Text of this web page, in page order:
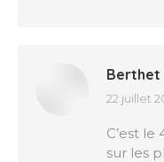
Berthet
dit
22 juillet
C’est
sur les